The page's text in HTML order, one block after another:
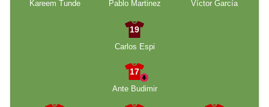
Kareem Tunde
Pablo Martinez
Víctor García
19
Carlos Espi
17
Ante Budimir